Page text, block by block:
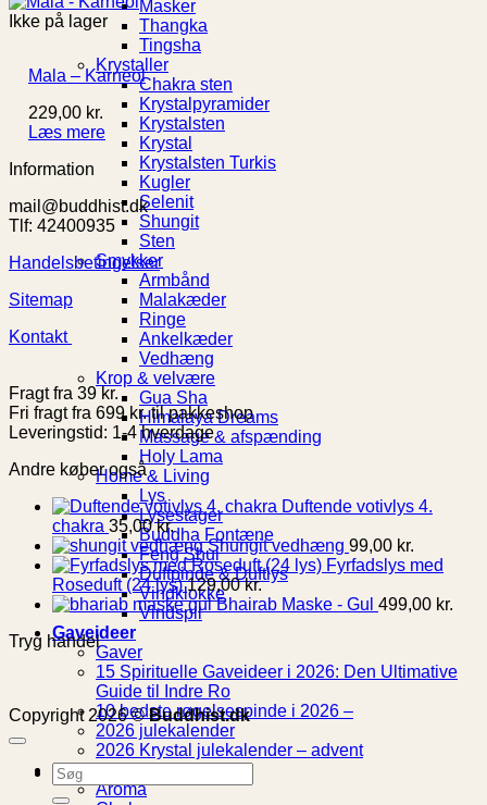
Masker
Thangka
Tingsha
Krystaller
Chakra sten
Krystalpyramider
Krystalsten
Krystal
Krystalsten Turkis
Kugler
Selenit
Shungit
Sten
Smykker
Armbånd
Malakæder
Ringe
Ankelkæder
Vedhæng
Krop & velvære
Gua Sha
Himalaya Dreams
Massage & afspænding
Holy Lama
Home & Living
Lys
Lysestager
Buddha Fontæne
Feng Shui
Duftpinde & Duftlys
Vindklokke
Vindspil
Gaveideer
Gaver
15 Spirituelle Gaveideer i 2026: Den Ultimative
Guide til Indre Ro
10 bedste røgelsespinde i 2026 –
2026 julekalender
2026 Krystal julekalender – advent
Spirituel Guide
Aroma
Ikke på lager
Mala – Karneol
229,00 kr.
Læs mere
Information
mail@buddhist.dk
Tlf: 42400935
Handelsbetingelser
Sitemap
Kontakt
Fragt fra 39 kr.
Fri fragt fra 699 kr. til pakkeshop
Leveringstid: 1-4 hverdage
Andre køber også
Duftende votivlys 4.
chakra 35,00kr.
Shungit vedhæng 99,00 kr.
Fyrfadslys med
Roseduft (24 lys) 129,00kr.
Bhairab Maske - Gul 499,00 kr.
Tryg handel
Copyright 2026 ©Buddhist.dk
Søg
efter: